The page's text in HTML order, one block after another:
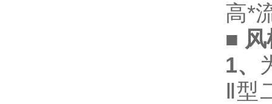
高*
■
1、
Ⅱ型